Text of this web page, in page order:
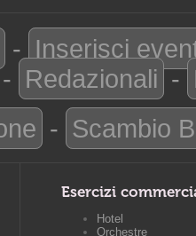
- Inserisci
Redazionali -
- Scambio
Esercizi
Hotel
Orchestre